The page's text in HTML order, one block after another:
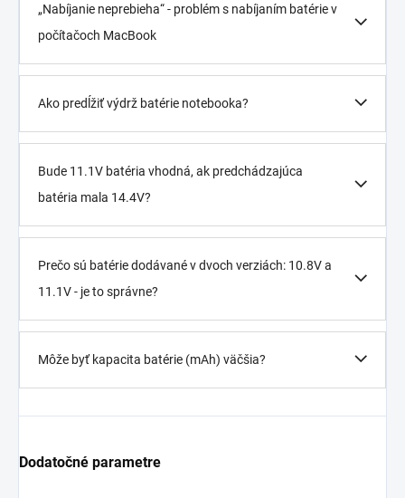
„Nabíjanie neprebieha“ - problém s nabíjaním batérie v
počítačoch MacBook
Ako predĺžiť výdrž batérie notebooka?
Bude 11.1V batéria vhodná, ak predchádzajúca
batéria mala 14.4V?
Prečo sú batérie dodávané v dvoch verziách: 10.8V a
11.1V - je to správne?
Môže byť kapacita batérie (mAh) väčšia?
Dodatočné parametre